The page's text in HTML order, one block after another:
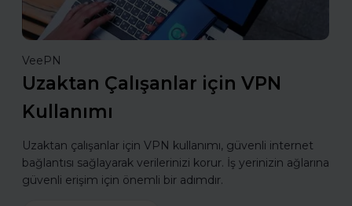
VeePN
Uzaktan Çalışanlar için VPN
Kullanımı
Uzaktan çalışanlar için VPN kullanımı, güvenli internet
bağlantısı sağlayarak verilerinizi korur. İş yerinizin ağlarına
güvenli erişim için önemli bir adımdır.